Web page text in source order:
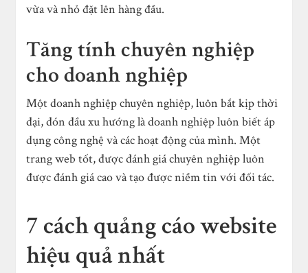
vừa và nhỏ đặt lên hàng đầu.
Tăng tính chuyên nghiệp
cho doanh nghiệp
Một doanh nghiệp chuyên nghiệp, luôn bắt kịp thời
đại, đón đầu xu hướng là doanh nghiệp luôn biết áp
dụng công nghệ và các hoạt động của mình. Một
trang web tốt, được đánh giá chuyên nghiệp luôn
được đánh giá cao và tạo được niềm tin với đối tác.
7 cách quảng cáo website
hiệu quả nhất